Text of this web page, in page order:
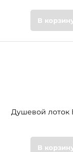
В
Душевой лоток
В